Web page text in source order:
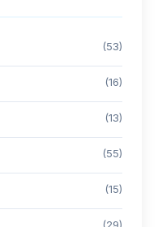
(53)
(16)
(13)
(55)
(15)
(29)